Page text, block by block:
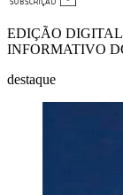
EDIÇÃO
INFORMATIVO
destaque